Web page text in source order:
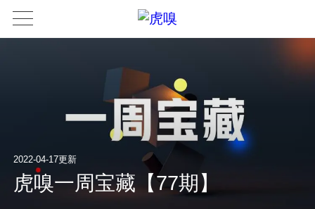
2022-04-17更新
虎嗅一周宝藏【77期】